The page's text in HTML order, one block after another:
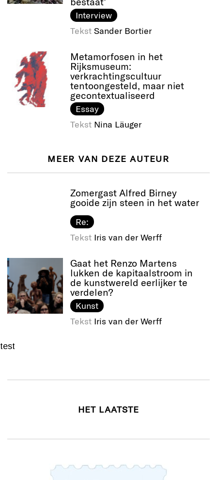
Interview
Tekst Sander Bortier
Metamorfosen in het
Rijksmuseum:
verkrachtingscultuur
tentoongesteld, maar niet
gecontextualiseerd
Essay
Tekst Nina Läuger
MEER VAN DEZE AUTEUR
Zomergast Alfred Birney
gooide zijn steen in het water
Re:
Tekst Iris van der Werff
Gaat het Renzo Martens
lukken de kapitaalstroom in
de kunstwereld eerlijker te
verdelen?
Kunst
Tekst Iris van der Werff
test
HET LAATSTE